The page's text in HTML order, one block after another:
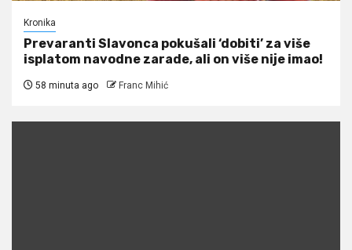
Kronika
Prevaranti Slavonca pokušali ‘dobiti’ za više
isplatom navodne zarade, ali on više nije imao!
58 minuta ago Franc Mihić